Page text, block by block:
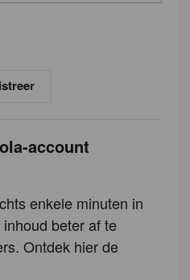
account
enkele minuten in
beter af te
Ontdek hier de